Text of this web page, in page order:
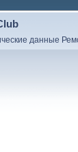
данные